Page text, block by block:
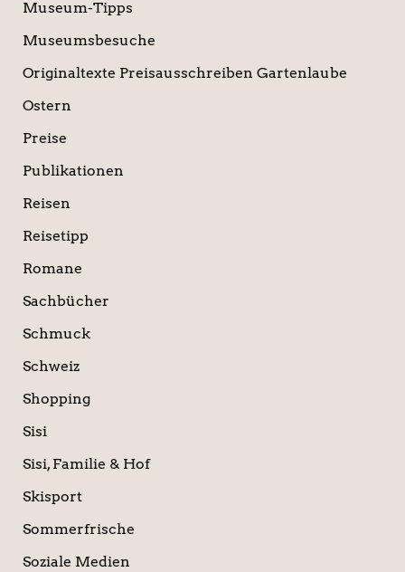
Museum-Tipps
Museumsbesuche
Originaltexte Preisausschreiben Gartenlaube
Ostern
Preise
Publikationen
Reisen
Reisetipp
Romane
Sachbücher
Schmuck
Schweiz
Shopping
Sisi
Sisi, Familie & Hof
Skisport
Sommerfrische
Soziale Medien